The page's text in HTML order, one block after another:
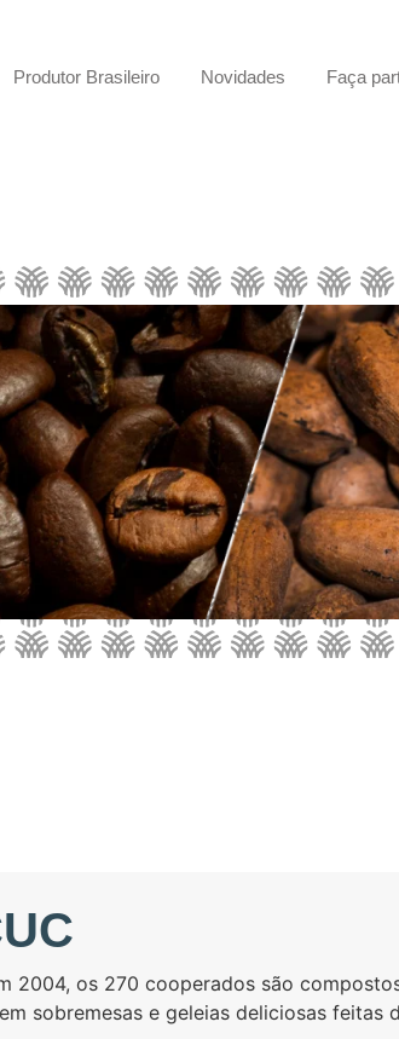
Produtor Brasileiro Novidades Faça
2004, os 270 cooperados são
sobremesas e geleias deliciosas feitas